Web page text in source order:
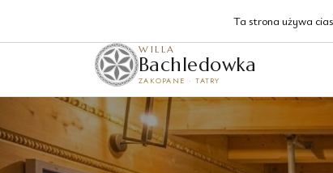
Krzeptówki 129, Zakopane
WILLA
Bachledowka
ZAKOPANE · TATRY
Ta strona używa